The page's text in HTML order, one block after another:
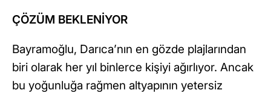
ÇÖZÜM BEKLENİYOR
Bayramoğlu, Darıca’nın en gözde plajlarından
biri olarak her yıl binlerce kişiyi ağırlıyor. Ancak
bu yoğunluğa rağmen altyapının yetersiz